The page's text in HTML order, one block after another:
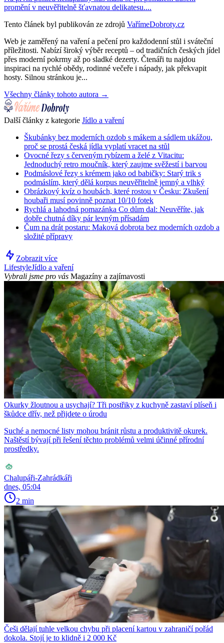
promění v neuvěřitelně šťavnatou delikatesu....
Tento článek byl publikován ze zdrojů VařímeDobroty.cz
Web je zaměřený na vaření a pečení pro každodenní stůl i sváteční
příležitosti. Nabízí široký výběr receptů – od tradičních českých jídel
přes moderní pokrmy až po sladké dezerty. Čtenáři tu najdou
inspiraci na rychlé obědy, rodinné večeře i nápady, jak překvapit
hosty. Silnou stránkou je...
Všechny články tohoto autora →
Další články z kategorie Jídlo a vaření
Škubánky bez moderních ozdob s mákem a sádlem ukážou,
proč se prostá česká jídla vyplatí vracet na stůl
Ovocné řezy s červeným rybízem a želé z Vitacitu:
Jednoduchý retro moučník, který zaujme svěžestí i barvou
Podmáslové řezy s krémem jako od babičky: Starý trik s
podmáslím, který dělá korpus neuvěřitelně jemný a vlhký
Obrázkový kvíz o houbách, které rostou v Česku: Zkušení
houbaři musí povinně poznat 10/10 fotek
Rychlá a lahodná pomazánka Co dům dal: Neuvěříte, jak
dobře chutná díky pár levným přísadám
Čum na drát postaru: Maková dobrota bez moderních ozdob a
složité přípravy
Zobrazit více
LifestyleJídlo a vaření
Vybrali jsme pro vás Magazíny a zajímavosti
Okurky žloutnou a usychají? Tři postřiky z kuchyně zastaví plíseň i
škůdce dřív, než přijdete o úrodu
Suché a nemocné listy mohou bránit růstu a produktivitě okurek.
Naštěstí bývají při řešení těchto problémů velmi účinné přírodní
prostředky.
Chalupáři-Zahrádkáři
dnes, 05:04
2 min
Češi dělají tuhle velkou chybu při placení kartou v zahraničí pořád
dokola. Stojí je to klidně i 2 000 Kč